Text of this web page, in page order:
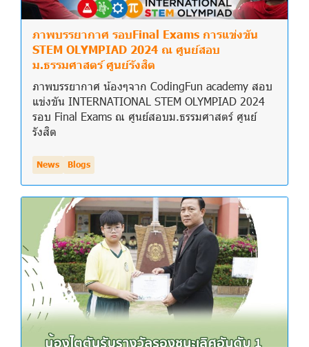
ภาพบรรยากาศ รอบFinal Exams การแข่งขัน
STEM OLYMPIAD 2024 ณ ศูนย์สอบ
ม.ธรรมศาสตร์ ศูนย์รังสิต
ภาพบรรยากาศ น้องๆจาก CodingFun academy สอบ
แข่งขัน INTERNATIONAL STEM OLYMPIAD 2024
รอบ Final Exams ณ ศูนย์สอบม.ธรรมศาสตร์ ศูนย์
รังสิต
News Blogs